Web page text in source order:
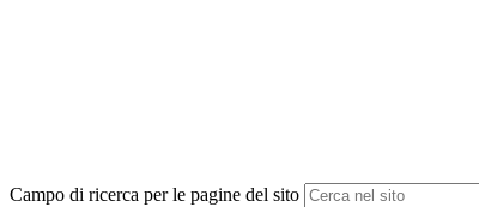
Campo di ricerca per le pagine del sito